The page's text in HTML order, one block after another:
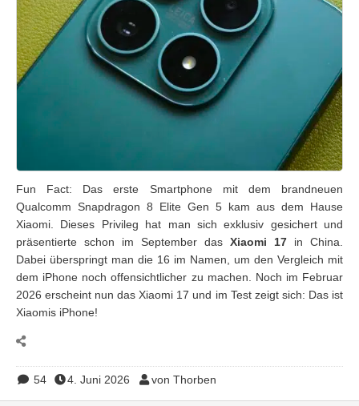
Fun Fact: Das erste Smartphone mit dem brandneuen
Qualcomm Snapdragon 8 Elite Gen 5 kam aus dem Hause
Xiaomi. Dieses Privileg hat man sich exklusiv gesichert und
präsentierte schon im September das Xiaomi 17 in China.
Dabei überspringt man die 16 im Namen, um den Vergleich mit
dem iPhone noch offensichtlicher zu machen. Noch im Februar
2026 erscheint nun das Xiaomi 17 und im Test zeigt sich: Das ist
Xiaomis iPhone!
54 4. Juni 2026 von Thorben